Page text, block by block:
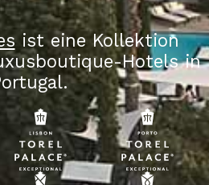
ist eine Kollektion
Hotels in